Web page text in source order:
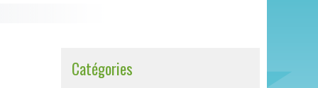
Catégories